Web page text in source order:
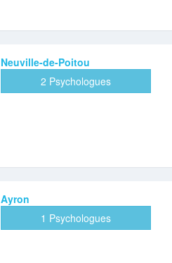
Neuville-de-Poitou
2 Psychologues
Ayron
1 Psychologues